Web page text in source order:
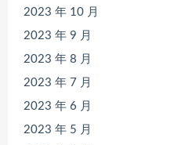
2023 年 10 月
2023 年 9 月
2023 年 8 月
2023 年 7 月
2023 年 6 月
2023 年 5 月